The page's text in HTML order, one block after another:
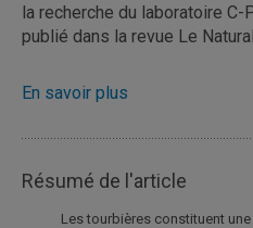
la recherche du laboratoire C-
publié dans la revue Le
En savoir plus
Résumé de l'article
Les tourbières constituent